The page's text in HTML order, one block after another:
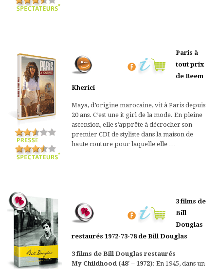
Paris à
tout prix
de Reem
Kherici
Maya, d’origine marocaine, vit à Paris depuis
20 ans. C’est une it girl de la mode. En pleine
ascension, elle s’apprête à décrocher son
premier CDI de styliste dans la maison de
haute couture pour laquelle elle …
3 films de
Bill
Douglas
restaurés 1972-73-78 de Bill Douglas
3 films de Bill Douglas restaurés
My Childhood (48′ – 1972): En 1945, dans un